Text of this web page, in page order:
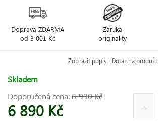
Doprava ZDARMA
od 3 001 Kč
Záruka
originality
Zobrazit popis Dotaz na produkt
Skladem
Doporučená cena:8 990 Kč
6 890 Kč